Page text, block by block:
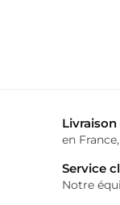
en
Service
Notre